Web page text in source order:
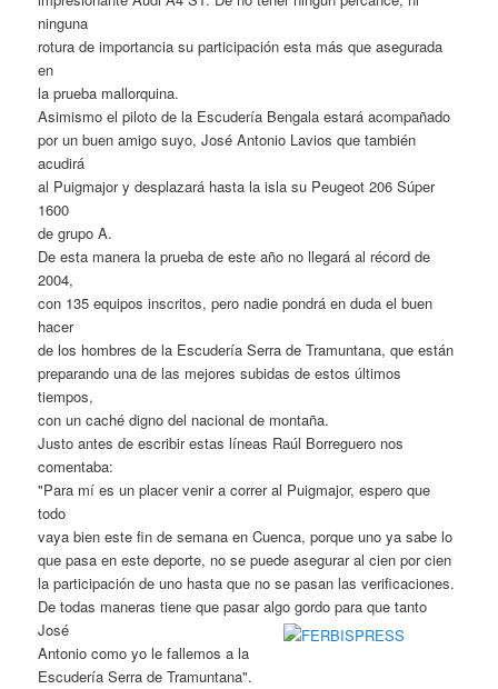
ninguna
rotura de importancia su participación esta más que asegurada
en
la prueba mallorquina.
Asimismo el piloto de la Escudería Bengala estará acompañado
por un buen amigo suyo, José Antonio Lavios que también
acudirá
al Puigmajor y desplazará hasta la isla su Peugeot 206 Súper
1600
de grupo A.
De esta manera la prueba de este año no llegará al récord de
2004,
con 135 equipos inscritos, pero nadie pondrá en duda el buen
hacer
de los hombres de la Escudería Serra de Tramuntana, que están
preparando una de las mejores subidas de estos últimos
tiempos,
con un caché digno del nacional de montaña.
Justo antes de escribir estas líneas Raúl Borreguero nos
comentaba:
"Para mí es un placer venir a correr al Puigmajor, espero que
todo
vaya bien este fin de semana en Cuenca, porque uno ya sabe lo
que pasa en este deporte, no se puede asegurar al cien por cien
la participación de uno hasta que no se pasan las verificaciones.
De todas maneras tiene que pasar algo gordo para que tanto
José
Antonio como yo le fallemos a la
Escudería Serra de Tramuntana".